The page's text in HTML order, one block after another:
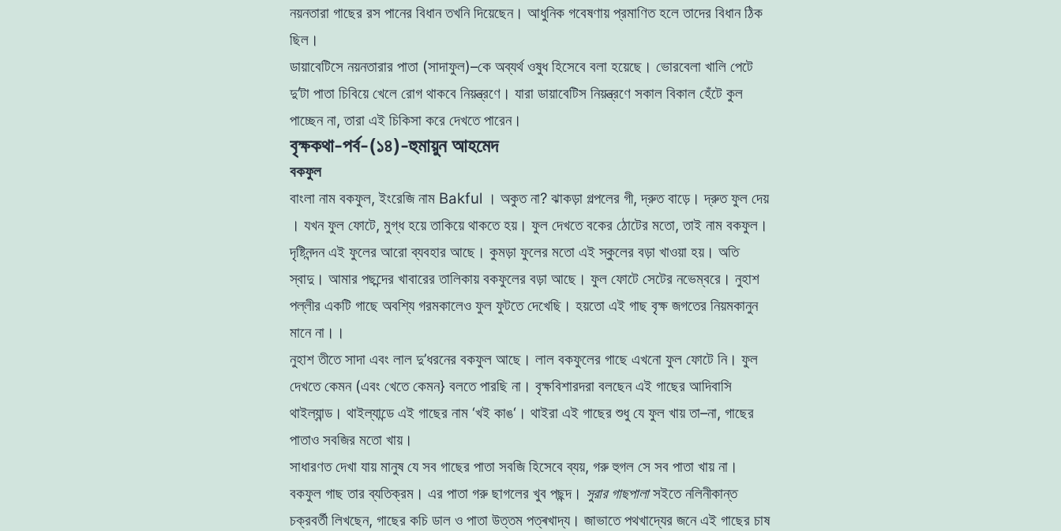
নয়নতারা গাছের রস পানের বিধান তখনিদিয়েছেন। আধুনিক গবেষণায়প্রমাণিতহলেতাদের বিধানঠিক
ছিল ।
ডায়াবেটিসে নয়নতারার পাতা (সাদাফুল)–কে অব্যর্থওষুধহিসেবে বলা হয়েছে। ভােরবেলা খালি পেটে
দু’টা পাতা চিবিয়ে খেলে রােগ থাকবে নিয়ন্ত্রণে। যারা ডায়াবেটিস নিয়ন্ত্রণে সকাল বিকাল হেঁটে কুল
পাচ্ছেন না, তারা এই চিকিসা করে দেখতে পারেন।
বৃক্ষকথা-পর্ব-(১৪)-হুমায়ুন আহমেদ
বকফুল
বাংলা নাম বকফুল, ইংরেজি নাম Bakful । অকুত না? ঝাকড়া গল্পলের গী, দ্রুতবাড়ে।দ্রুতফুল দেয়
। যখন ফুল ফোটে, মুগ্ধহয়েতাকিয়ে থাকতে হয়। ফুল দেখতেবকের ঠোটের মতাে,তাই নাম বকফুল ।
দৃষ্টিনন্দনএই ফুলের আরোব্যবহার আছে । কুমড়া ফুলের মতাে এই স্কুলের বড়া খাওয়া হয়। অতি
স্বাদু। আমার পছন্দের খাবারের তালিকায় বকফুলের বড়া আছে । ফুল ফোটে সেটের নভেম্বরে । নুহাশ
পল্লীর একটি গাছে অবশ্যি গরমকালেও ফুল ফুটতে দেখেছি । হয়তাে এই গাছ বৃক্ষ জগতের নিয়মকানুন
মানে না । ।
নুহাশ তীতে সাদা এবং লাল দু’ধরনের বকফুল আছে। লাল বকফুলের গাছে এখনাে ফুল ফোটে নি। ফুল
দেখতে কেমন (এবং খেতেকেমন} বলতেপারছি না । বৃক্ষবিশারদরা বলছেন এই গাছের আদিবাসি
থাইল্যান্ড। থাইল্যান্ডে এই গাছের নাম ‘খই কাঙ‘ । থাইরা এই গাছের শুধু যে ফুল খায়তা–না, গাছের
পাতাও সবজির মতাে খায়।
সাধারণতদেখা যায়মানুষযে সব গাছের পাতা সবজিহিসেবেব্যয়, গরুহুগল সে সব পাতা খায়না ।
বকফুল গাছতারব্যতিক্রম । এর পাতা গরুছাগলের খুব পছন্দ। সুরারগাছপালাসইতেনলিনীকান্ত
চক্রবর্তীলিখছেন, গাছের কচি ডাল ও পাতা উত্তম পত্ৰখাদ্য। জাভাতেপথখাদ্যের জনেএই গাছের চাষ